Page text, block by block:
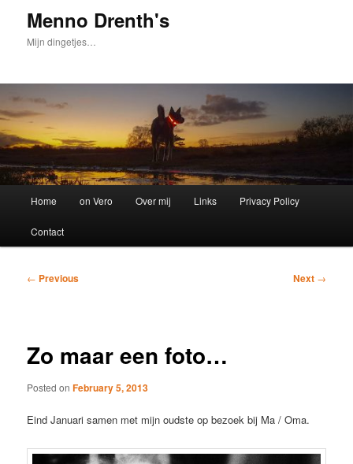
Menno Drenth's
Mijn dingetjes…
Home on Vero Over mij Links Privacy Policy
Contact
Post
← Previous Next →
Zo maar een foto…
Posted onFebruary 5, 2013
Eind Januari samen met mijn oudste op bezoek bij Ma / Oma.